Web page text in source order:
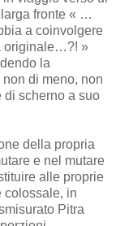
fronte « …
a coinvolgere
originale…?! »
la
di meno, non
di scherno a suo
della propria
e nel mutare
alle proprie
colossale, in
Pitra